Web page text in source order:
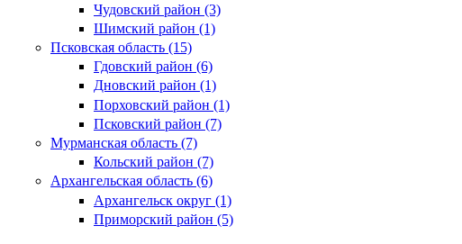
Чудовский район (3)
Шимский район (1)
Псковская область (15)
Гдовский район (6)
Дновский район (1)
Порховский район (1)
Псковский район (7)
Мурманская область (7)
Кольский район (7)
Архангельская область (6)
Архангельск округ (1)
Приморский район (5)